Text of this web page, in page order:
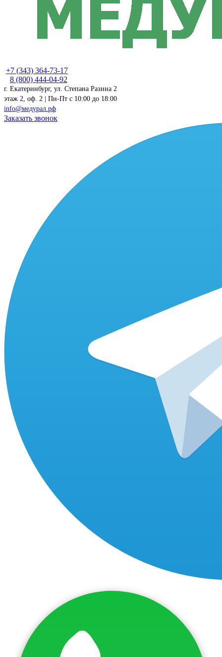
+7 (343) 364-73-17
8 (800) 444-04-92
г. Екатеринбург, ул. Степана Разина 2
этаж 2, оф. 2 | Пн-Пт c 10:00 до 18:00
info@медурал.рф
Заказать звонок